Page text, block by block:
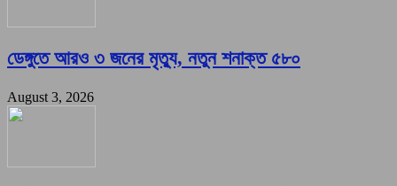
ডেঙ্গুতে আরও ৩ জনের মৃত্যু, নতুন শনাক্ত ৫৮০
August 3, 2026